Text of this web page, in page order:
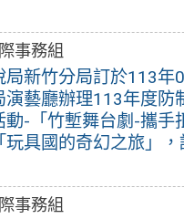
事務組
局新竹分局訂於113年
演藝廳辦理113年度防
動-「竹塹舞台劇-攜手
玩具國的奇幻之旅」，
事務組